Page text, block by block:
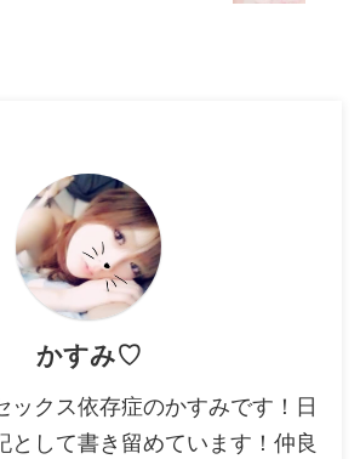
かすみ♡
ックス依存症のかすみです！日
として書き留めています！仲良